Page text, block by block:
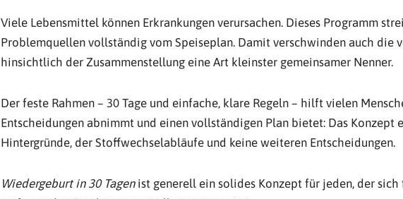
Viele Lebensmittel können Erkrankungen verursachen. Dieses Programm
Problemquellen vollständig vom Speiseplan. Damit verschwinden auch die
hinsichtlich der Zusammenstellung eine Art kleinster gemeinsamer Nenner.
Der feste Rahmen – 30 Tage und einfache, klare Regeln – hilft vielen
Entscheidungen abnimmt und einen vollständigen Plan bietet: Das Konzept
Hintergründe, der Stoffwechselabläufe und keine weiteren Entscheidungen.
Wiedergeburt in 30 Tagenist generell ein solides Konzept für jeden, der